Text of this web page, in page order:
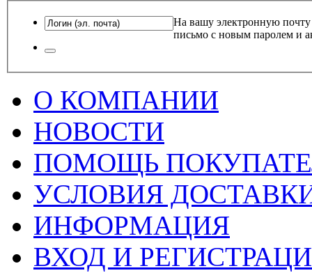
На вашу электронную почту
письмо с новым паролем и
О КОМПАНИИ
НОВОСТИ
ПОМОЩЬ
УСЛОВИЯ
ИНФОРМАЦИЯ
ВХОД И